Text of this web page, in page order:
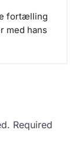
fortælling
med hans
Required